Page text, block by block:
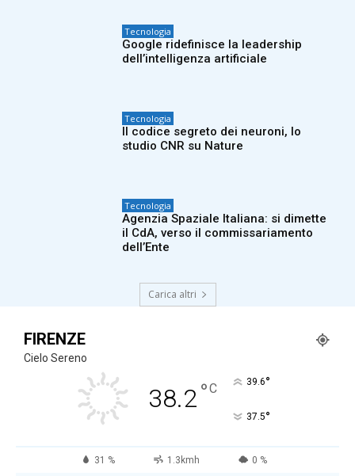
Tecnologia
Google ridefinisce la leadership
dell’intelligenza artificiale
Tecnologia
Il codice segreto dei neuroni, lo
studio CNR su Nature
Tecnologia
Agenzia Spaziale Italiana: si dimette
il CdA, verso il commissariamento
dell’Ente
Carica altri
FIRENZE
Cielo Sereno
38.2°C 39.6°
37.5°
31 % 1.3kmh 0 %